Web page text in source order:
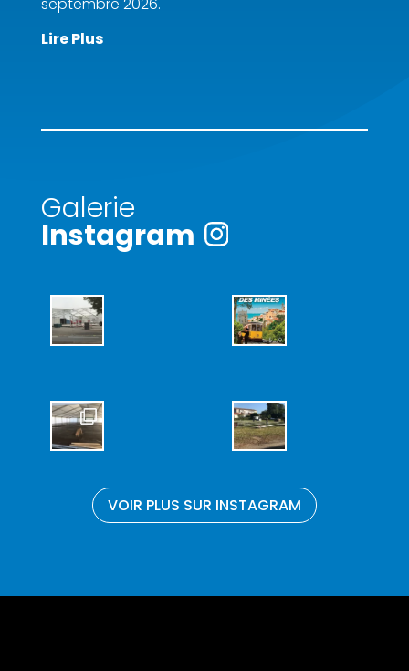
septembre 2026.
Lire Plus
Galerie
Instagram
VOIR PLUS SUR INSTAGRAM